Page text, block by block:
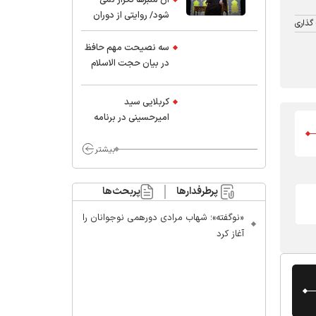
شود/ روایتی از دوران
کودکی و نوجوانی این
واعظ بزرگ و نویسنده و
پژوهشگر جهان اسلام
سه نصیحت مهم حافظ
در بیان حجت الاسلام
کربلایی سید
امیر‌حسینی در برنامه
محسن چاوشی چه
مراقب ماست/ مردم
دهن تفرقه افکنان بزنند
بیشتر
پرطرفدارها پربحث‌ها
«نوگفته»؛ شهاب مرادی دورهمی نوجوانان را
آغاز کرد